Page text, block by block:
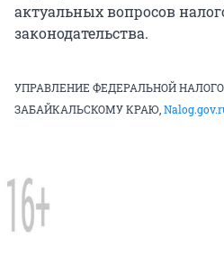
актуальных вопросов
законодательства.
УПРАВЛЕНИЕ ФЕДЕРАЛЬНОЙ
ЗАБАЙКАЛЬСКОМУ КРАЮ,